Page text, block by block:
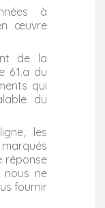
à
œuvre
de la
6.1.a du
qui
du
les
réponse
nous ne
fournir